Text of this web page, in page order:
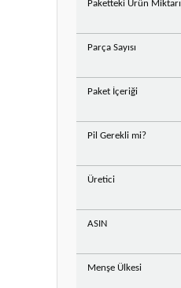
Paketteki Ürün Miktarı
Parça Sayısı
Paket İçeriği
Pil Gerekli mi?
Üretici
ASIN
Menşe Ülkesi